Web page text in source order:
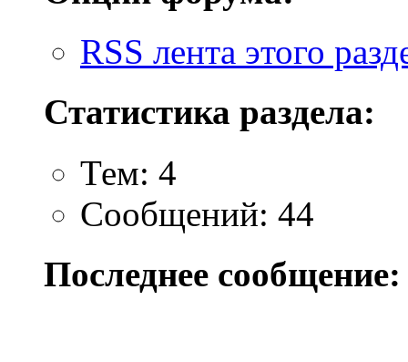
RSS лента этого
Статистика раздела:
Тем: 4
Сообщений: 44
Последнее сообщение: